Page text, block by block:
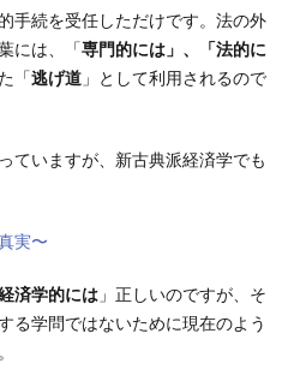
手続を受任しただけです。法の外
には、「専門的には」、「法的に
「逃げ道 」として利用されるので
ていますが、新古典派経済学でも
実〜
済学的には 」正しいのですが、そ
る学問ではないために現在のよう